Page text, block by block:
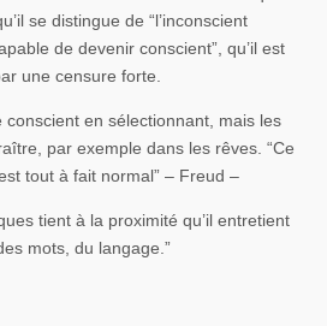
se distingue de “l’inconscient
de devenir conscient”, qu’il est
une censure forte.
conscient en sélectionnant, mais les
par exemple dans les rêves. “Ce
tout à fait normal” – Freud –
tient à la proximité qu’il entretient
mots, du langage.”